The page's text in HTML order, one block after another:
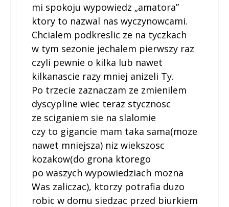
mi spokoju wypowiedz „amatora”
ktory to nazwal nas wyczynowcami.
Chcialem podkreslic ze na tyczkach
w tym sezonie jechalem pierwszy raz
czyli pewnie o kilka lub nawet
kilkanascie razy mniej anizeli Ty.
Po trzecie zaznaczam ze zmienilem
dyscypline wiec teraz stycznosc
ze sciganiem sie na slalomie
czy to gigancie mam taka sama(moze
nawet mniejsza) niz wiekszosc
kozakow(do grona ktorego
po waszych wypowiedziach mozna
Was zaliczac), ktorzy potrafia duzo
robic w domu siedzac przed biurkiem